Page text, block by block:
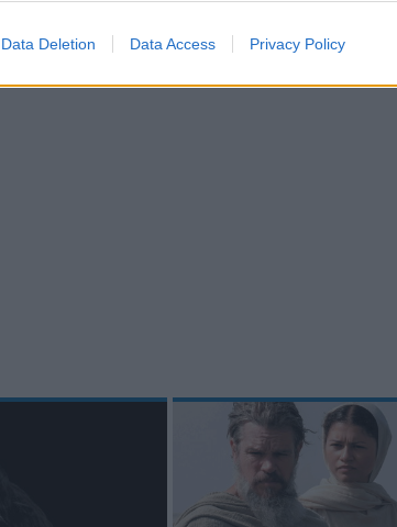
Data Deletion Data Access Privacy Policy